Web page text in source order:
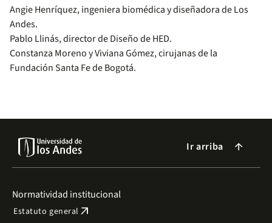
Angie Henríquez, ingeniera biomédica y diseñadora de Los
Andes.
Pablo Llinás, director de Diseño de HED.
Constanza Moreno y Viviana Gómez, cirujanas de la
Fundación Santa Fe de Bogotá.
Ir arriba arrow_forward
Normatividad institucional
Estatuto general arrow_outward